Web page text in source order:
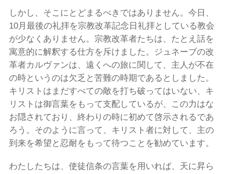
しかし、そこにとどまるべきではありません。今日、
10月最後の礼拝を宗教改革記念日礼拝としている教会
が少なくありません。宗教改革者たちは、たとえ話を
寓意的に解釈する仕方を斥けました。ジュネーブの改
革者カルヴァンは、遠くへの旅に関して、主人が不在
の時というのは欠乏と苦難の時期であるとしました。
キリストはまだすべての敵を打ち破ってはいない、キ
リストは御言葉をもって支配しているが、この力はな
お隠されており、終わりの時に初めて啓示されるであ
ろう。そのように言って、キリスト者に対して、主の
到来を希望と忍耐をもって待つことを勧めています。
わたしたちは、使徒信条の言葉を用いれば、天に昇ら